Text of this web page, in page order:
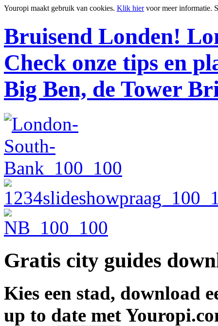
Youropi maakt gebruik van cookies. Klik hiervoor meer informatie.
Bruisend Londen!
Check onze tips en
Big Ben, de Tower
Gratis city guides
Kies een stad, download
up to date met